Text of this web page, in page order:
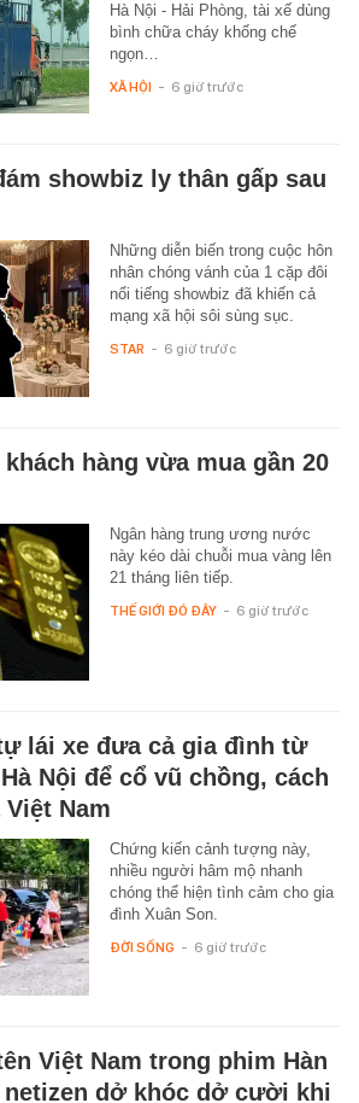
Hà Nội - Hải Phòng, tài xế dùng
bình chữa cháy khống chế
ngọn…
XÃ HỘI - 6 giờ trước
showbiz ly thân gấp sau
Những diễn biến trong cuộc hôn
nhân chóng vánh của 1 cặp đôi
nổi tiếng showbiz đã khiến cả
mạng xã hội sôi sùng sục.
STAR - 6 giờ trước
hàng vừa mua gần 20
Ngân hàng trung ương nước
này kéo dài chuỗi mua vàng lên
21 tháng liên tiếp.
THẾ GIỚI ĐÓ ĐÂY - 6 giờ trước
lái xe đưa cả gia đình từ
Nội để cổ vũ chồng, cách
Nam
Chứng kiến cảnh tượng này,
nhiều người hâm mộ nhanh
chóng thể hiện tình cảm cho gia
đình Xuân Son.
ĐỜI SỐNG - 6 giờ trước
Việt Nam trong phim Hàn
dở khóc dở cười khi